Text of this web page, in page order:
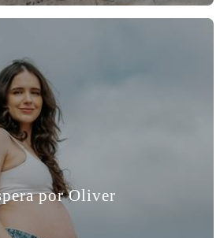
por Oliver